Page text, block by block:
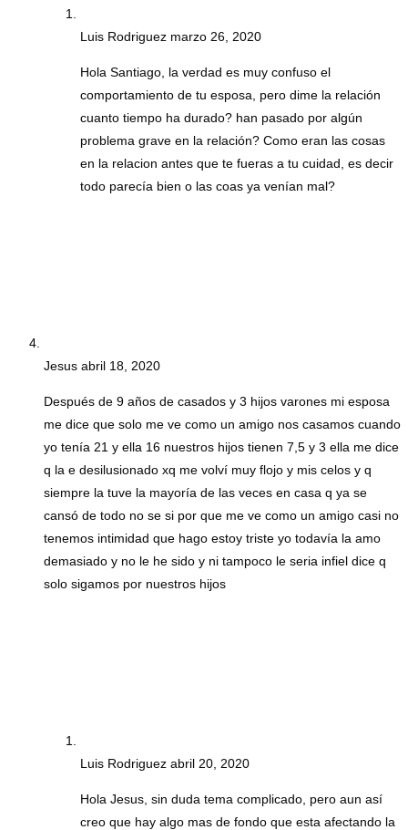
Luis Rodriguez marzo 26, 2020
Hola Santiago, la verdad es muy confuso el
comportamiento de tu esposa, pero dime la relación
cuanto tiempo ha durado? han pasado por algún
problema grave en la relación? Como eran las cosas
en la relacion antes que te fueras a tu cuidad, es decir
todo parecía bien o las coas ya venían mal?
Jesus abril 18, 2020
Después de 9 años de casados y 3 hijos varones mi esposa
me dice que solo me ve como un amigo nos casamos cuando
yo tenía 21 y ella 16 nuestros hijos tienen 7,5 y 3 ella me dice
q la e desilusionado xq me volví muy flojo y mis celos y q
siempre la tuve la mayoría de las veces en casa q ya se
cansó de todo no se si por que me ve como un amigo casi no
tenemos intimidad que hago estoy triste yo todavía la amo
demasiado y no le he sido y ni tampoco le seria infiel dice q
solo sigamos por nuestros hijos
Luis Rodriguez abril 20, 2020
Hola Jesus, sin duda tema complicado, pero aun así
creo que hay algo mas de fondo que esta afectando la